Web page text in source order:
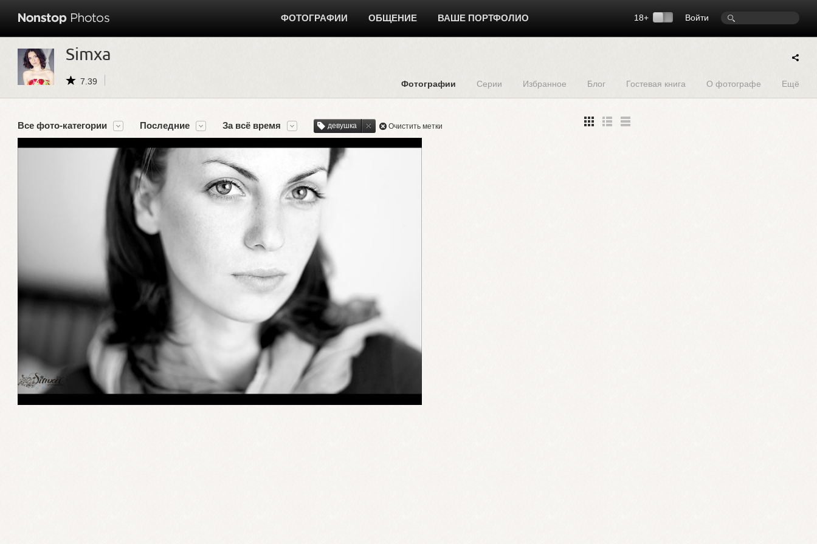
Войти
18+
ФОТОГРАФИИ ОБЩЕНИЕ ВАШЕ ПОРТФОЛИО
Simxa
7.39 Фотографии Серии Избранное Блог Гостевая книга О фотографе Ещё
Все фото-категории Последние За всё время девушка Очистить метки